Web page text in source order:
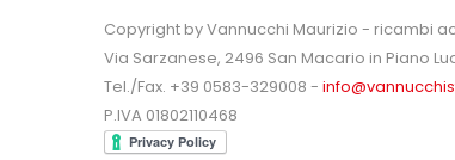
Copyright by Vannucchi Maurizio - ricambi
Via Sarzanese, 2496 San Macario in Piano
Tel./Fax. +39 0583-329008 -
P.IVA 01802110468